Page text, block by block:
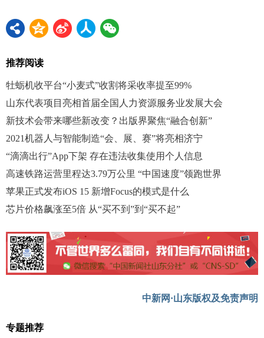
推荐阅读
牡蛎机收平台“小麦式”收割将采收率提至99%
山东代表项目亮相首届全国人力资源服务业发展大会
新技术会带来哪些新改变？出版界聚焦“融合创新”
2021机器人与智能制造“会、展、赛”将亮相济宁
“滴滴出行”App下架 存在违法收集使用个人信息
高速铁路运营里程达3.79万公里 “中国速度”领跑世界
苹果正式发布iOS 15 新增Focus的模式是什么
芯片价格飙涨至5倍 从“买不到”到“买不起”
中新网·山东版权及免责声明
专题推荐